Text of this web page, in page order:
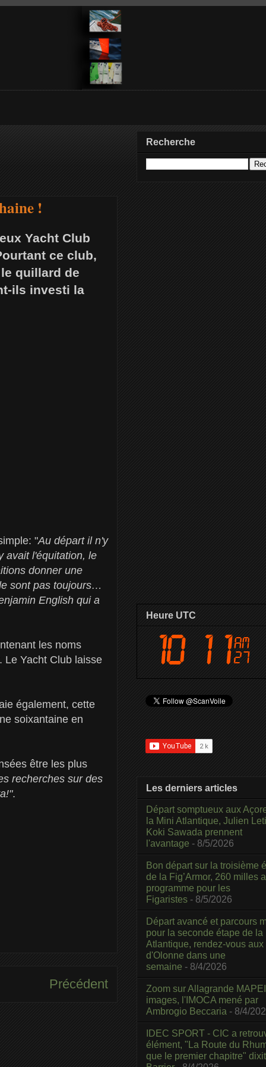
!
Yacht Club
ce club,
quillard de
ils investi la
"Au départ il n'y
avait l'équitation, le
donner une
sont pas toujours…
English qui a
les noms
Le Yacht Club laisse
également, cette
soixantaine en
être les plus
recherches sur des
.
Précédent
Recherche
Heure UTC
Les derniers articles
Départ somptueux aux
la Mini Atlantique, Julien
Koki Sawada prennent
l'avantage - 8/5/2026
Bon départ sur la troisième
de la Fig’Armor, 260 milles
programme pour les
Figaristes - 8/5/2026
Départ avancé et parcours
pour la seconde étape de la
Atlantique, rendez-vous
d'Olonne dans une
semaine - 8/4/2026
Zoom sur Allagrande
images, l'IMOCA mené par
Ambrogio Beccaria - 8/4/
IDEC SPORT - CIC a
élément, "La Route du
que le premier chapitre"